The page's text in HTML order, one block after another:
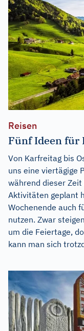
Reisen
Fünf Ideen für
Von Karfreitag bis
uns eine viertägige
während dieser
Aktivitäten geplant
Wochenende auch
nutzen. Zwar
um die Feiertage,
kann man sich